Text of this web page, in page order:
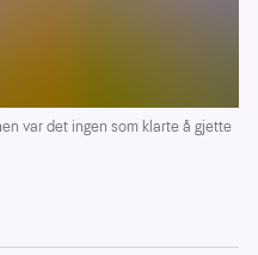
var det ingen som klarte å gjette